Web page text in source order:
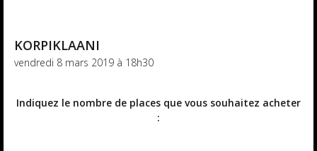
KORPIKLAANI
vendredi 8 mars 2019 à 18h30
Indiquez le nombre de places que vous souhaitez acheter
: